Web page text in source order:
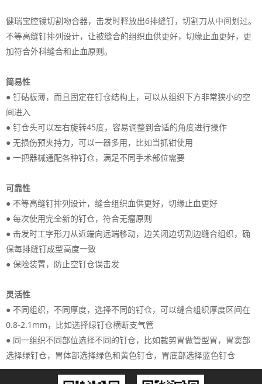
健瑞宝腔镜切割吻合器，击发时释放出6排缝钉，切割刀从中间划过。
不等高缝钉排列设计，让被缝合的组织血供更好，切缘止血更好，更
加符合外科缝合和止血原则。
简易性
● 钉砧板薄，而且固定在钉仓结构上，可以从组织下方非常狭小的空
间进入
● 钉仓头可以左右旋转45度，容易调整到合适的角度进行操作
● 无损伤预夹持力，可以一器多用，比如当抓钳使用
● 一把器械通配各种钉仓，满足不同手术部位需要
可靠性
● 不等高缝钉排列设计，缝合组织血供更好，切缘止血更好
● 每次使用完全新的钉仓，符合无瘤原则
● 击发时工字形刀从近端向远端移动，边关闭边切割边缝合组织，确
保每排缝钉成型高度一致
● 保险装置，防止空钉仓误击发
灵活性
● 不同组织，不同厚度，选择不同的钉仓，可以缝合组织厚度区间在
0.8-2.1mm，比如选择绿钉仓横断支气管
● 同一组织不同部位选择不同的钉仓，比如裁剪胃做管型胃，胃窦部
选择绿钉仓，胃体部选择绿色和黄色钉仓，胃底部选择蓝色钉仓